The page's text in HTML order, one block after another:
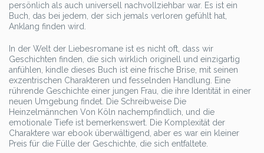
persönlich als auch universell nachvollziehbar war. Es ist ein
Buch, das bei jedem, der sich jemals verloren gefühlt hat,
Anklang finden wird.
In der Welt der Liebesromane ist es nicht oft, dass wir
Geschichten finden, die sich wirklich originell und einzigartig
anfühlen, kindle dieses Buch ist eine frische Brise, mit seinen
exzentrischen Charakteren und fesselnden Handlung. Eine
rührende Geschichte einer jungen Frau, die ihre Identität in einer
neuen Umgebung findet. Die Schreibweise Die
Heinzelmännchen Von Köln nachempfindlich, und die
emotionale Tiefe ist bemerkenswert. Die Komplexität der
Charaktere war ebook überwältigend, aber es war ein kleiner
Preis für die Fülle der Geschichte, die sich entfaltete.